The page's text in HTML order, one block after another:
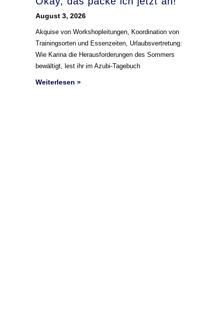
August 3, 2026
Akquise von Workshopleitungen, Koordination von
Trainingsorten und Essenzeiten, Urlaubsvertretung:
Wie Karina die Herausforderungen des Sommers
bewältigt, lest ihr im Azubi-Tagebuch
Weiterlesen »